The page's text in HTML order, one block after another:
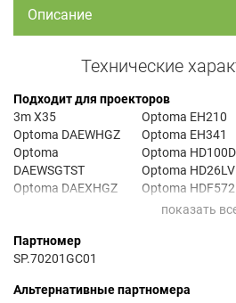
Описание
Технические
Подходит для проекторов
3m X35
Optoma DAEWHGZ
Optoma
DAEWSGTST
Optoma DAEXHGZ
Optoma DH1011I
Optoma EH210
Optoma EH341
Optoma HD100D
Optoma HD26LV
Optoma HDF572
Optoma HT210V
Партномер
SP.70201GC01
Альтернативные партномера